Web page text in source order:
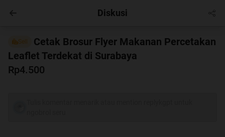
Masuk
Diskusi
Sell
Cetak Brosur Flyer Makanan Percetakan
Leaflet Terdekat di Surabaya
Rp4.500